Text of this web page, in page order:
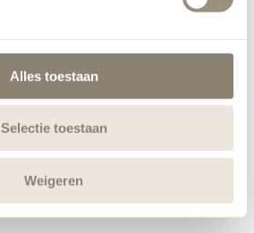
Alles toestaan
Selectie toestaan
Weigeren